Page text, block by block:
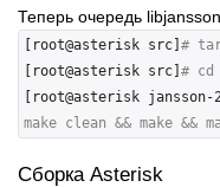
Теперь очередь
[root@asterisk src] #
[root@asterisk src] # cd
[root@asterisk jansson-
make clean && make
Сборка Asterisk